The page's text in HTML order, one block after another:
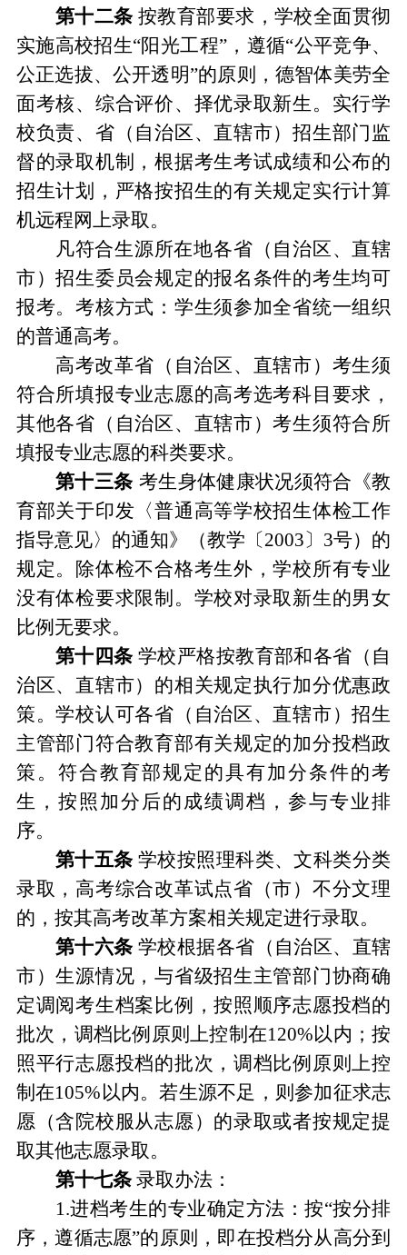
第十二条 按教育部要求 ， 学校全面贯彻
实施高校招生“阳光工程”， 遵循“公平竞争、
公正选拔、公开透明”的原则 ， 德智体美劳全
面考核、综合评价、择优录取新生。实行学
校负责、省 （ 自治区、直辖市）招生部门监
督的录取机制 ，根据考生考试成绩和公布的
招生计划
， 严格按招生的有关规定实行计算
机远程网上录取。
凡符合生源所在地各省 （ 自治区、直辖
市）招生委员会规定的报名条件的考生均可
报考。考核方式 ： 学生须参加全省统一组织
的普通高考。
高考改革省 （ 自治区、直辖市） 考生须
符合所填报专业志愿的高考选考科目要求，
其他各省 （ 自治区、直辖市）考生须符合所
填报专业志愿的科类要求。
第十三条 考生身体健康状况须符合《教
育部关于印发 〈普通高等学校招生体检工作
指导意见〉的通知》（教学 〔2003〕 3号） 的
规定。 除体检不合格考生外，学校所有专业
没有体检要求限制。 学校对录取新生的男女
比例无要求。
第十 四条 学校严格按教育部和各省 （ 自
治区、直辖市） 的相关规定执行加分优惠政
策。学校认可各省 （ 自治区、直辖市）招生
主管部门符合教育部有关规定的加分投档政
策。符合教育部规定的具有加分条件的考
生 ， 按照加分后的成绩调档 ，参与专业排
序。
第十五条 学校按照理科类、文科类分类
录取 ， 高考综合改革试点省 （市） 不分文理
的 ， 按其高考改革方案相关规定进行录取。
第十六条 学校根据各省 （ 自治区、直辖
市）生源情况 ，与省级招生主管部门协商确
定调阅考生档案比例 ，按照顺序志愿投档的
批次 ， 调档比例原则上控制在120%以内 ； 按
照平行志愿投档的批次 ， 调档比例原则上控
制在105% 以内。若生源不足 ， 则参加征求志
愿 （含院校服从志愿 ） 的录取或者按规定提
取其他志愿录取。
第十七条 录取办法：
1.进档考生的专业确定方法 ：按“按分排
序 ，遵循志愿”的原则 ， 即在投档分从高分到